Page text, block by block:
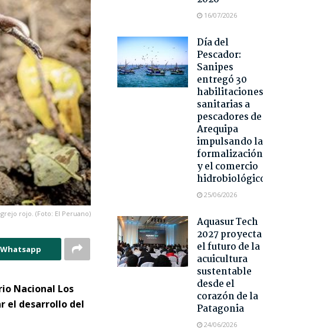
rojo. (Foto: El Peruano)
Nacional Los
el desarrollo del
16/07/2026
Día del
Pescador:
Sanipes
entregó 30
habilitaciones
sanitarias a
pescadores de
Arequipa
impulsando la
formalización
y el comercio
hidrobiológico
25/06/2026
Aquasur Tech
2027 proyecta
el futuro de la
acuicultura
sustentable
desde el
corazón de la
Patagonia
24/06/2026